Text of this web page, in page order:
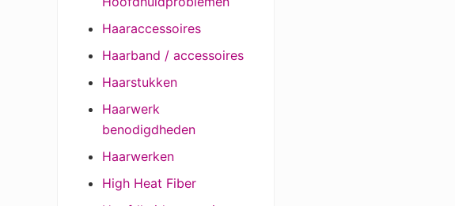
Haaraccessoires
Haarband / accessoires
Haarstukken
Haarwerk
benodigdheden
Haarwerken
High Heat Fiber